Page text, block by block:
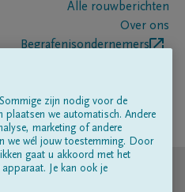
Alle rouwberichten
Over ons
Begrafenisondernemers
zijn nodig voor de
plaatsen we automatisch. Andere
marketing of andere
we wél jouw toestemming. Door
gaat u akkoord met het
Je kan ook je